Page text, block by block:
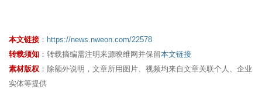
本文链接 ： https://news.nweon.com/22578
转载须知 ：转载摘编需注明来源映维网并保留本文链接
素材版权 ：除额外说明，文章所用图片、视频均来自文章关联个人、企业
实体等提供